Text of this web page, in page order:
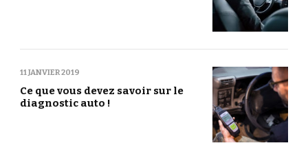
11 JANVIER 2019
Ce que vous devez savoir sur le
diagnostic auto !